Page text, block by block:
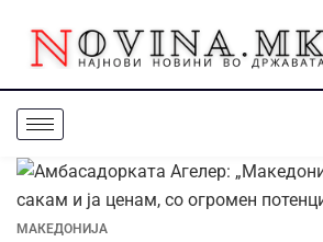
МАКЕДОНИЈА